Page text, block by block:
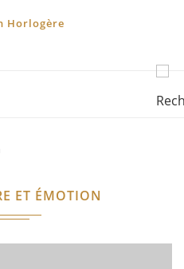
ET ÉMOTION